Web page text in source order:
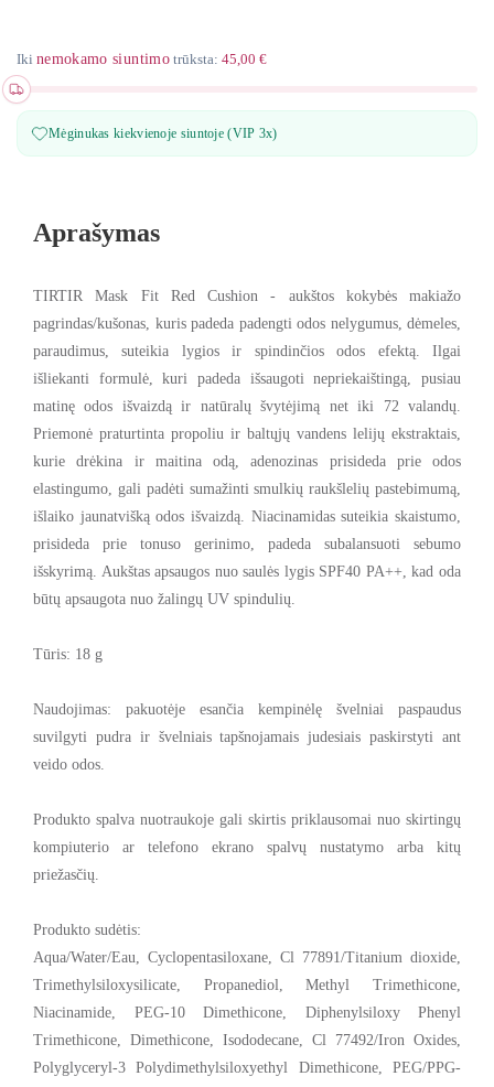
Iki nemokamo siuntimotrūksta: 45,00 €
Mėginukas kiekvienoje siuntoje (VIP 3x)
Aprašymas
TIRTIR Mask Fit Red Cushion - aukštos kokybės makiažo
pagrindas/kušonas, kuris padeda padengti odos nelygumus, dėmeles,
paraudimus, suteikia lygios ir spindinčios odos efektą. Ilgai
išliekanti formulė, kuri padeda išsaugoti nepriekaištingą, pusiau
matinę odos išvaizdą ir natūralų švytėjimą net iki 72 valandų.
Priemonė praturtinta propoliu ir baltųjų vandens lelijų ekstraktais,
kurie drėkina ir maitina odą, adenozinas prisideda prie odos
elastingumo, gali padėti sumažinti smulkių raukšlelių pastebimumą,
išlaiko jaunatvišką odos išvaizdą. Niacinamidas suteikia skaistumo,
prisideda prie tonuso gerinimo, padeda subalansuoti sebumo
išskyrimą. Aukštas apsaugos nuo saulės lygis SPF40 PA++, kad oda
būtų apsaugota nuo žalingų UV spindulių.
Tūris: 18 g
Naudojimas: pakuotėje esančia kempinėlę švelniai paspaudus
suvilgyti pudra ir švelniais tapšnojamais judesiais paskirstyti ant
veido odos.
Produkto spalva nuotraukoje gali skirtis priklausomai nuo skirtingų
kompiuterio ar telefono ekrano spalvų nustatymo arba kitų
priežasčių.
Produkto sudėtis:
Aqua/Water/Eau, Cyclopentasiloxane, Cl 77891/Titanium dioxide,
Trimethylsiloxysilicate, Propanediol, Methyl Trimethicone,
Niacinamide, PEG-10 Dimethicone, Diphenylsiloxy Phenyl
Trimethicone, Dimethicone, Isododecane, Cl 77492/Iron Oxides,
Polyglyceryl-3 Polydimethylsiloxyethyl Dimethicone, PEG/PPG-